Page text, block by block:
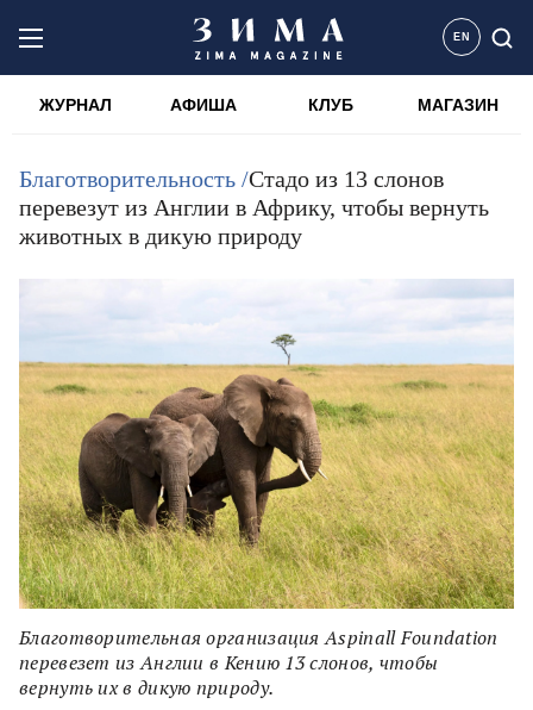
EN
ЖУРНАЛ АФИША КЛУБ МАГАЗИН
Благотворительность /Стадо из 13 слонов
перевезут из Англии в Африку, чтобы вернуть
животных в дикую природу
Благотворительная организация Aspinall Foundation
перевезет из Англии в Кению 13 слонов, чтобы
вернуть их в дикую природу.